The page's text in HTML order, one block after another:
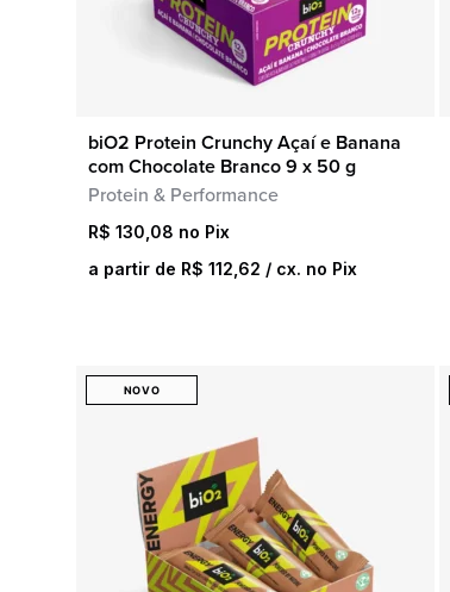
COMPRA RÁPIDA
biO2 Protein Crunchy Açaí e Banana
com Chocolate Branco 9 x 50 g
Protein & Performance
R$ 130,08
a partir de R$ 112,62 / cx. no Pix
NOVO